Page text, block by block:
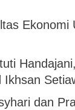
Ekonomi
dan